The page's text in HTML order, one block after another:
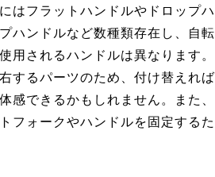
はフラットハンドルやドロップハ
ハンドルなど数種類存在し、自転
用されるハンドルは異なります。
するパーツのため、付け替えれば
感できるかもしれません。また、
フォークやハンドルを固定するた